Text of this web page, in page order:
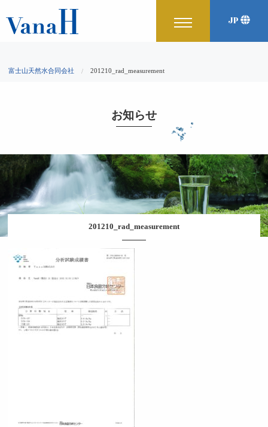
JP
富士山天然水合同会社 201210_rad_measurement
お知らせ
201210_rad_measurement